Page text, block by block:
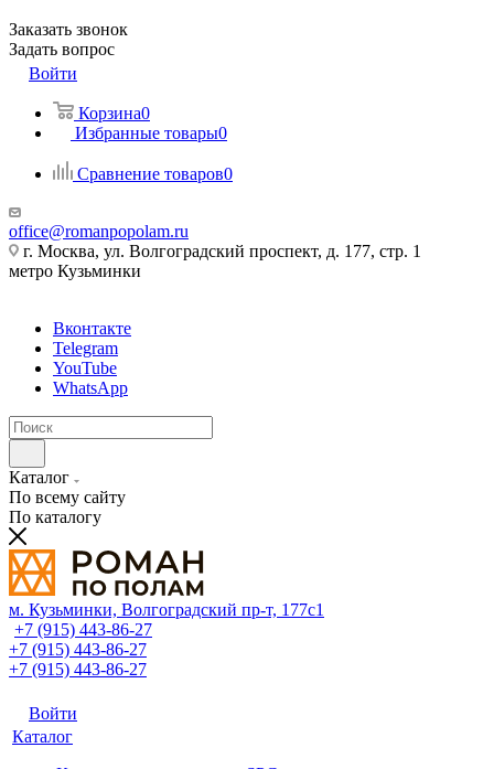
Заказать звонок
Задать вопрос
Войти
Корзина0
Избранные товары0
Сравнение товаров0
office@romanpopolam.ru
г. Москва, ул. Волгоградский проспект, д. 177, стр. 1
метро Кузьминки
Вконтакте
Telegram
YouTube
WhatsApp
Каталог
По всему сайту
По каталогу
м. Кузьминки, Волгоградский пр‑т, 177с1
+7 (915) 443-86-27
+7 (915) 443-86-27
+7 (915) 443-86-27
Войти
Каталог